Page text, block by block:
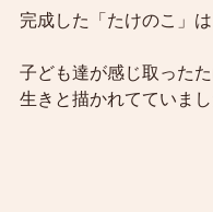
完成した「たけのこ」は
子ども達が感じ取った
生きと描かれてていまし